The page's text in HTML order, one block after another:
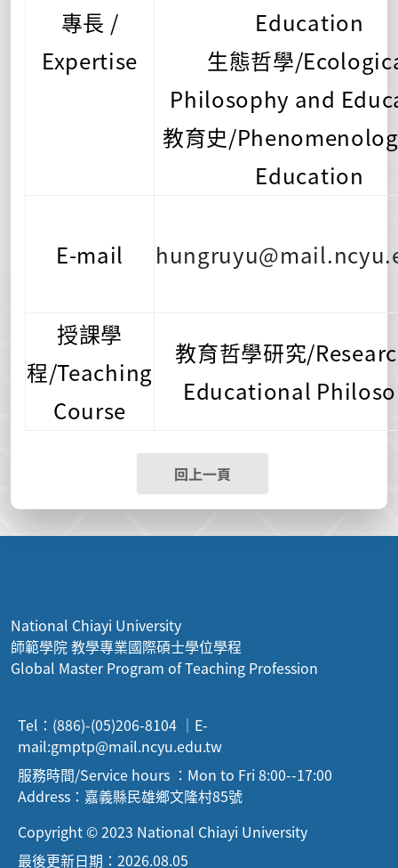
專長 /
Expertise
Education
生態哲學/
Philosophy and
教育史/
Education
E-mail
授課學
程/Teaching
Course
教育哲學研究/
Educational
回上一頁
National Chiayi University
師範學院 教學專業國際碩士學位學程
Global Master Program of Teaching Profession
Tel：(886)-(05)206-8104 ｜E-
mail:gmptp@mail.ncyu.edu.tw
服務時間/Service hours ：Mon to Fri 8:00--17:00
Address：嘉義縣民雄鄉文隆村85號
Copyright © 2023 National Chiayi University
最後更新日期：2026.08.05